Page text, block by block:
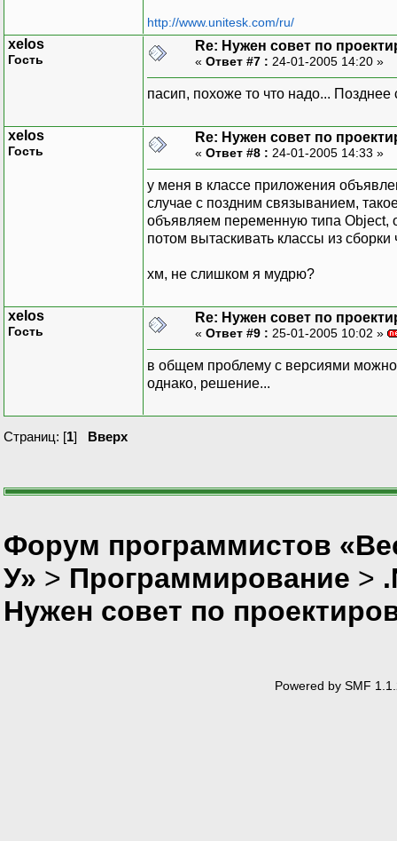
http://www.unitesk.com/ru/
xelos
Гость
Re: Нужен совет по
« Ответ #7 : 24-01-2005 14:20 »
пасип, похоже то что надо...
xelos
Гость
Re: Нужен совет по
« Ответ #8 : 24-01-2005 14:33 »
у меня в классе приложения
случае с поздним связыванием,
объявляем переменную типа Object,
потом вытаскивать классы из
хм, не слишком я мудрю?
xelos
Гость
Re: Нужен совет по
« Ответ #9 : 25-01-2005 10:02 »
в общем проблему с версиями
однако, решение...
Страниц: [1] Вверх
Форум программистов
У» > Программирование >
Нужен совет по
Powered by SMF